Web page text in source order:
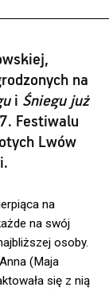
na
i Śniegu już
Festiwalu
Lwów
na
na swój
osoby.
(Maja
się z nią